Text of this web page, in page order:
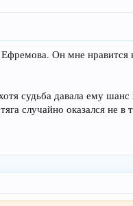
Он мне нравится
судьба давала ему
случайно оказался не